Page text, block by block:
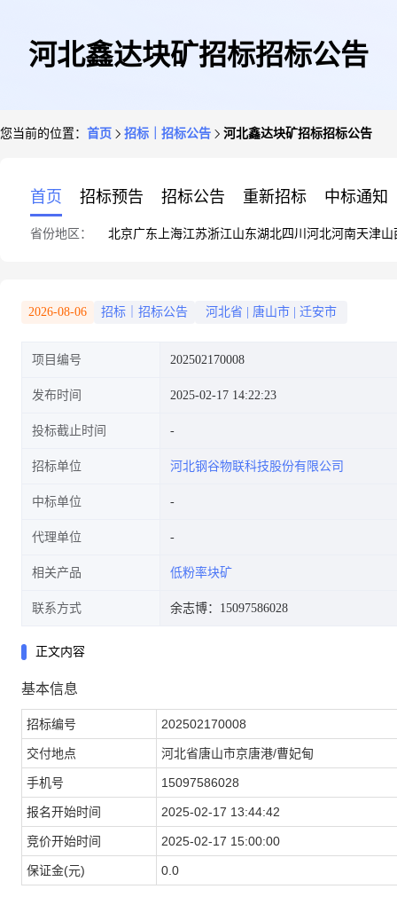
河北鑫达块矿招标招标公告
您当前的位置： 首页 招标｜招标公告 河北鑫达块矿招标招标公告
首页 招标预告 招标公告 重新招标 中标通知
省份地区： 北京广东 上海江苏浙江山东湖北四川 河北河南天津山
2026-08-06 招标｜招标公告 河北省 唐山市 迁安市
项目编号 202502170008
发布时间 2025-02-17 14:22:23
投标截止时间
招标单位 河北钢谷物联科技股份有限公司
中标单位
代理单位
相关产品 低粉率块矿
联系方式 余志博：15097586028
正文内容
基本信息
招标编号 202502170008
交付地点 河北省唐山市京唐港/曹妃甸
手机号 15097586028
报名开始时间 2025-02-17 13:44:42
竞价开始时间 2025-02-17 15:00:00
保证金(元) 0.0